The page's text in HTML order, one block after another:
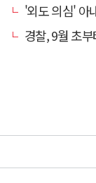
'외도 의심' 아내
경찰, 9월 초